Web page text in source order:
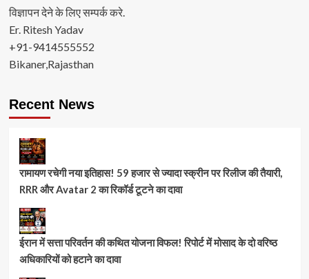
विज्ञापन देने के लिए सम्पर्क करे.
Er. Ritesh Yadav
+91-9414555552
Bikaner,Rajasthan
Recent News
रामायण रचेगी नया इतिहास! 59 हजार से ज्यादा स्क्रीन पर रिलीज की तैयारी,
RRR और Avatar 2 का रिकॉर्ड टूटने का दावा
ईरान में सत्ता परिवर्तन की कथित योजना विफल! रिपोर्ट में मोसाद के दो वरिष्ठ
अधिकारियों को हटाने का दावा